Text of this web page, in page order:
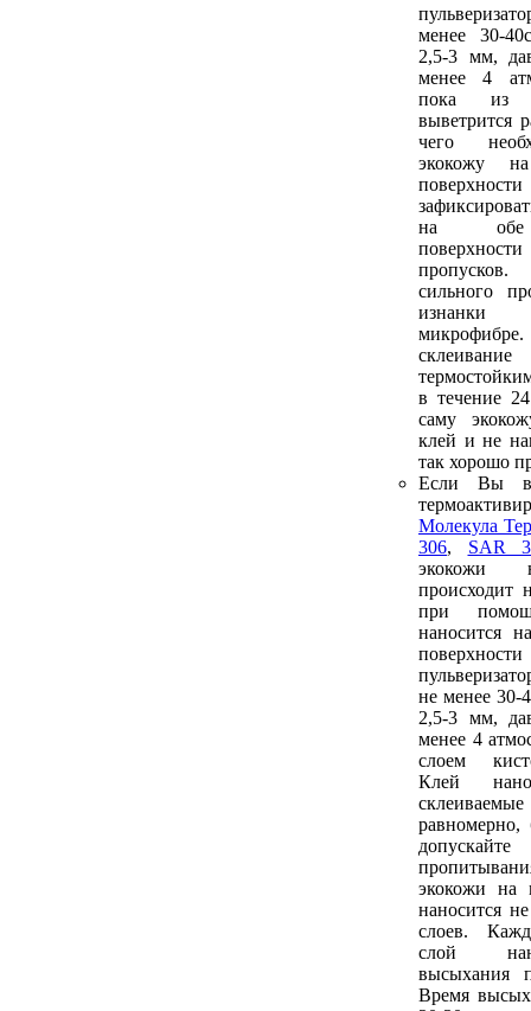
менее 30-
2,5-3 мм,
менее 4
пока из
выветрится
чего
экокожу
на обе
сильного
в течение
саму
клей и не
так хорошо
Если Вы
Молекула
306, SAR
экокожи
происходит
при
наносится
не менее 30-
2,5-3 мм,
менее 4
слоем
Клей
равномерно,
экокожи на
наносится
слоев.
слой
высыхания
Время